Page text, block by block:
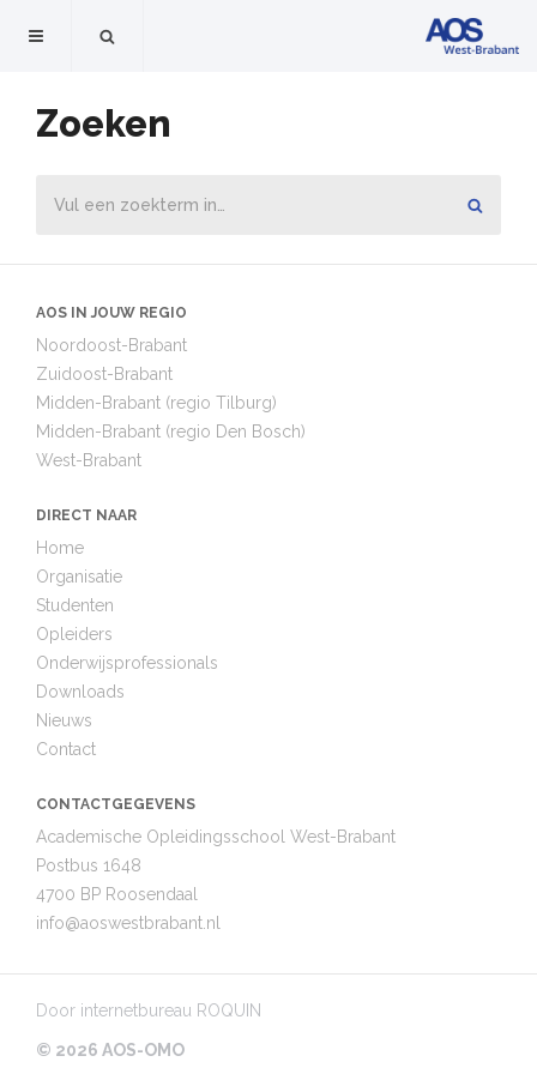
Zoeken
AOS IN JOUW REGIO
Noordoost-Brabant
Zuidoost-Brabant
Midden-Brabant (regio Tilburg)
Midden-Brabant (regio Den Bosch)
West-Brabant
DIRECT NAAR
Home
Organisatie
Studenten
Opleiders
Onderwijsprofessionals
Downloads
Nieuws
Contact
CONTACTGEGEVENS
Academische Opleidingsschool West-Brabant
Postbus 1648
4700 BP Roosendaal
info@aoswestbrabant.nl
Door internetbureau ROQUIN
© 2026 AOS-OMO